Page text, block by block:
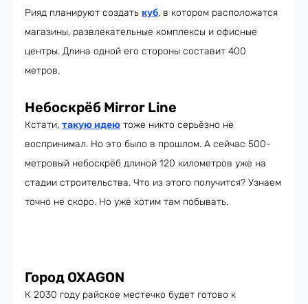
Рияд планируют создать куб, в котором расположатся
магазины, развлекательные комплексы и офисные
центры. Длина одной его стороны составит 400
метров.
Небоскрёб Mirror Line
Кстати, такую идею тоже никто серьёзно не
воспринимал. Но это было в прошлом. А сейчас 500-
метровый небоскрёб длиной 120 километров уже на
стадии строительства. Что из этого получится? Узнаем
точно не скоро. Но уже хотим там побывать.
Город OXAGON
К 2030 году райское местечко будет готово к